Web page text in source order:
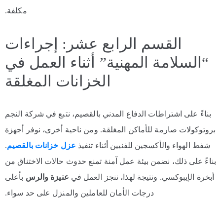
مكلفة.
القسم الرابع عشر: إجراءات
“السلامة المهنية” أثناء العمل في
الخزانات المغلقة
بناءً على اشتراطات الدفاع المدني بالقصيم، نتبع في شركة النجم
بروتوكولات صارمة للأماكن المغلقة. ومن ناحية أخرى، نوفر أجهزة
شفط الهواء والأكسجين للفنيين أثناء تنفيذ عزل خزانات بالقصيم.
بناءً على ذلك، نضمن بيئة عمل آمنة تمنع حدوث حالات الاختناق من
أبخرة الإيبوكسي. ونتيجة لهذا، ننجز العمل في عنيزة والرس بأعلى
درجات الأمان للعاملين والمنزل على حد سواء.